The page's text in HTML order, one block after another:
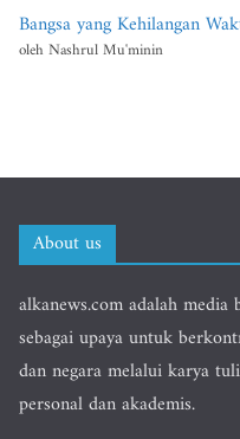
Bangsa yang Kehilangan
oleh Nashrul Mu'minin
About us
alkanews.com adalah
sebagai upaya untuk
dan negara melalui karya
personal dan akademis.